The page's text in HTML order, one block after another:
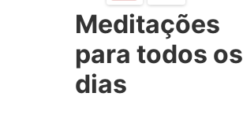
Meditações
para todos os
dias